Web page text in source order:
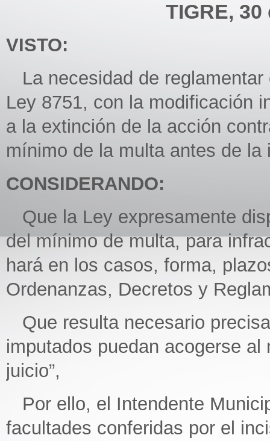
TIGRE,
VISTO:
La necesidad de
Ley 8751, con la modificación
a la extinción de la acción
mínimo de la multa antes de
CONSIDERANDO:
Que la Ley expresamente
del mínimo de multa, para
hará en los casos, forma,
Ordenanzas, Decretos y
Que resulta necesario
imputados puedan acogerse
juicio”,
Por ello, el Intendente
facultades conferidas por el